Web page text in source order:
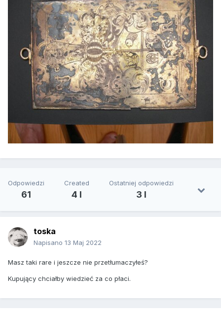
Odpowiedzi
61
Created
4 l
Ostatniej odpowiedzi
3 l
toska
Napisano 13 Maj 2022
Masz taki rare i jeszcze nie przetłumaczyłeś?
Kupujący chciałby wiedzieć za co płaci.